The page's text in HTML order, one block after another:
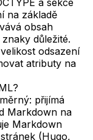
na základě
obsah
důležité.
odsazení
atributy na
přijímá
Markdown na
Markdown
(Hugo,